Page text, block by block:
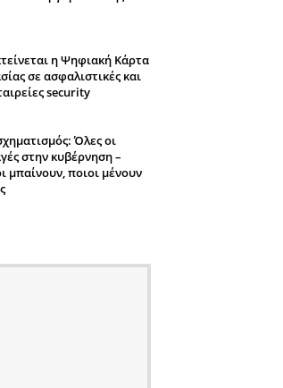
η Ψηφιακή Κάρτα
σε ασφαλιστικές και
security
Όλες οι
στην κυβέρνηση –
μπαίνουν, ποιοι μένουν